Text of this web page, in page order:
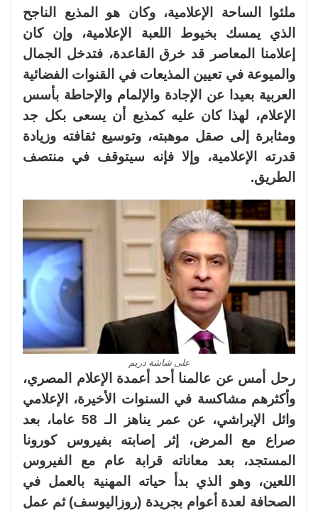
ملئوا الساحة الإعلامية، وكان هو المذيع الناجح
الذي يمسك بخيوط اللعبة الإعلامية، وإن كان
إعلامنا المعاصر قد خرق القاعدة، فتدخل الجمال
والميوعة في تعيين المذيعات في القنوات الفضائية
العربية بعيدا عن الإجادة والإلمام والإحاطة بأسس
الإعلام، لهذا كان عليه كمذيع أن يسعى بكل جد
ومثابرة إلى صقل موهبته، وتوسيع ثقافته وزيادة
قدرته الإعلامية، وإلا فإنه سيتوقف في منتصف
الطريق.
على شاشة دريم
رحل أمس عن عالمنا أحد أعمدة الإعلام المصري،
وأكثرهم مشاكسة في السنوات الأخيرة، الإعلامي
وائل الإبراشي، عن عمر يناهز الـ 58 عاما، بعد
صراع مع المرض، إثر إصابته بفيروس كورونا
المستجد، بعد معاناته قرابة عام مع الفيروس
اللعين، وهو الذي بدأ حياته المهنية بالعمل في
الصحافة لعدة أعوام بجريدة (روزاليوسف) ثم عمل